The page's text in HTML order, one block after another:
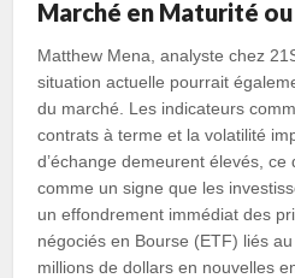
Marché en Maturité ou
Matthew Mena, analyste chez
situation actuelle pourrait
du marché. Les indicateurs
contrats à terme et la volatilité
d’échange demeurent élevés,
comme un signe que les
un effondrement immédiat des
négociés en Bourse (ETF) liés
millions de dollars en nouvelles